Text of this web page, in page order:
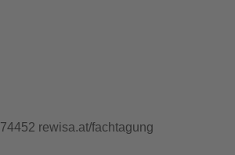
rewisa.at/fachtagung